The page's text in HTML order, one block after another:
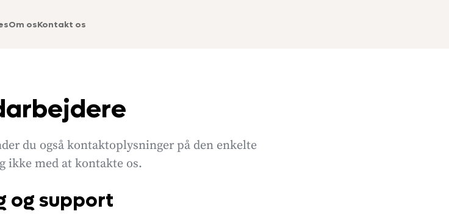
Om osKontakt os
du også kontaktoplysninger på den enkelte
ikke med at kontakte os.
og support